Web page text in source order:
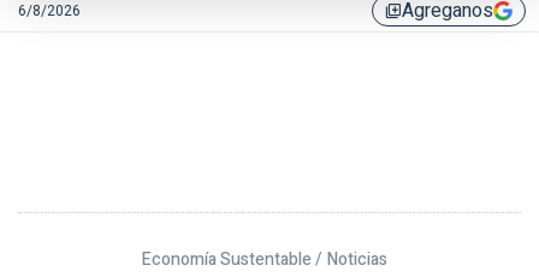
6/8/2026 library_addAgreganos
Economía Sustentable / Noticias